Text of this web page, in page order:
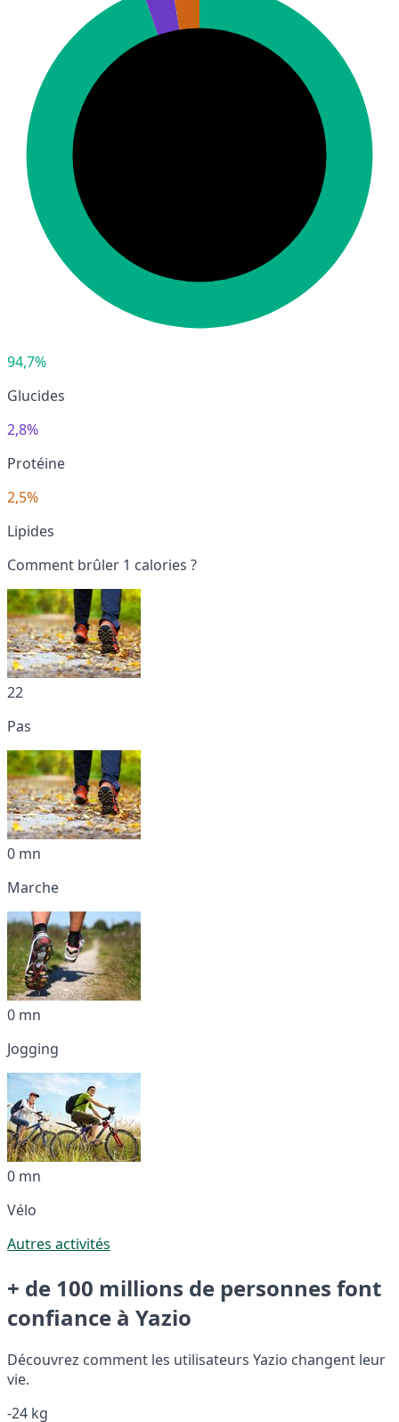
94,7%
Glucides
2,8%
Protéine
2,5%
Lipides
Comment brûler 1 calories ?
22
Pas
0 mn
Marche
0 mn
Jogging
0 mn
Vélo
Autres activités
+ de 100 millions de personnes font
confiance à Yazio
Découvrez comment les utilisateurs Yazio changent leur
vie.
-24 kg